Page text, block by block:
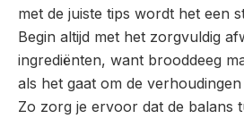
met de juiste tips wordt het een
Begin altijd met het zorgvuldig
ingrediënten, want brooddeeg
als het gaat om de
Zo zorg je ervoor dat de balans